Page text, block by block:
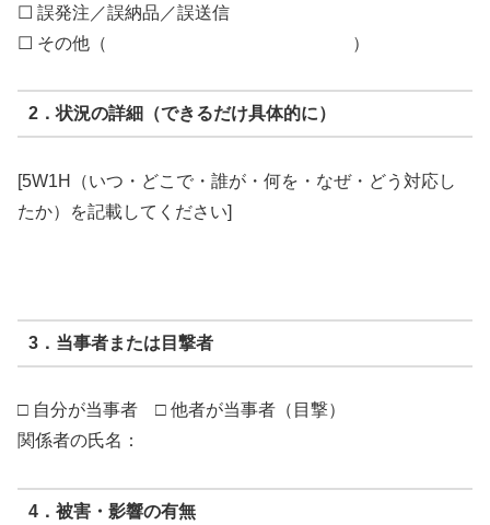
☐ 誤発注／誤納品／誤送信
☐ その他（ ）
2．状況の詳細（できるだけ具体的に）
[5W1H（いつ・どこで・誰が・何を・なぜ・どう対応し
たか）を記載してください]
3．当事者または目撃者
□ 自分が当事者 □ 他者が当事者（目撃）
関係者の氏名：
4．被害・影響の有無